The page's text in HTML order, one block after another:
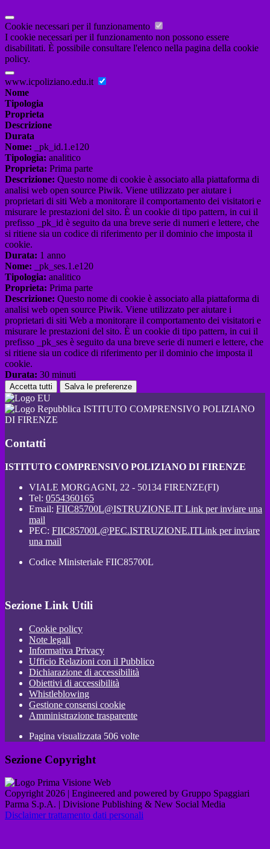
Cookie necessari per il funzionamento
I cookie necessari per il funzionamento non possono essere
disabilitati. È possibile consultare l'elenco nella pagina della cookie
policy.
www.icpoliziano.edu.it
Nome
Tipologia
Proprieta
Descrizione
Durata
Nome: _pk_id.1.e120
Tipologia: analitico
Proprieta: Prima parte
Descrizione: Questo nome di cookie è associato alla piattaforma di
analisi web open source Piwik. Viene utilizzato per aiutare i
proprietari di siti Web a monitorare il comportamento dei visitatori e
misurare le prestazioni del sito. È un cookie di tipo pattern, in cui il
prefisso _pk_id è seguito da una breve serie di numeri e lettere, che
si ritiene sia un codice di riferimento per il dominio che imposta il
cookie.
Durata: 1 anno
Nome: _pk_ses.1.e120
Tipologia: analitico
Proprieta: Prima parte
Descrizione: Questo nome di cookie è associato alla piattaforma di
analisi web open source Piwik. Viene utilizzato per aiutare i
proprietari di siti Web a monitorare il comportamento dei visitatori e
misurare le prestazioni del sito. È un cookie di tipo pattern, in cui il
prefisso _pk_ses è seguito da una breve serie di numeri e lettere, che
si ritiene sia un codice di riferimento per il dominio che imposta il
cookie.
Durata: 30 minuti
Accetta tutti Salva le preferenze
ISTITUTO COMPRENSIVO POLIZIANO
DI FIRENZE
Contatti
ISTITUTO COMPRENSIVO POLIZIANO DI FIRENZE
VIALE MORGAGNI, 22 - 50134 FIRENZE(FI)
Tel: 0554360165
Email: FIIC85700L@ISTRUZIONE.IT Link per inviare una
mail
PEC: FIIC85700L@PEC.ISTRUZIONE.ITLink per inviare
una mail
Codice Ministeriale FIIC85700L
Sezione Link Utili
Cookie policy
Note legali
Informativa Privacy
Ufficio Relazioni con il Pubblico
Dichiarazione di accessibilità
Obiettivi di accessibilità
Whistleblowing
Gestione consensi cookie
Amministrazione trasparente
Pagina visualizzata 506 volte
Sezione Copyright
Copyright 2026 | Engineered and powered by Gruppo Spaggiari
Parma S.p.A. | Divisione Publishing & New Social Media
Disclaimer trattamento dati personali